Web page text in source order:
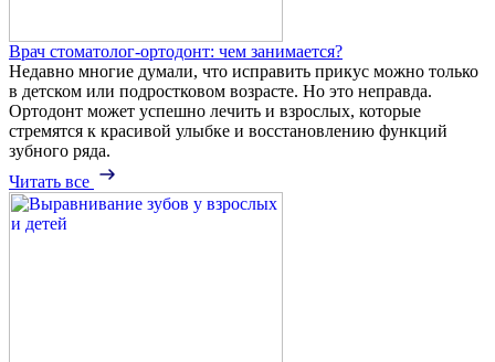
Врач стоматолог-ортодонт: чем занимается?
Недавно многие думали, что исправить прикус можно только
в детском или подростковом возрасте. Но это неправда.
Ортодонт может успешно лечить и взрослых, которые
стремятся к красивой улыбке и восстановлению функций
зубного ряда.
Читать все